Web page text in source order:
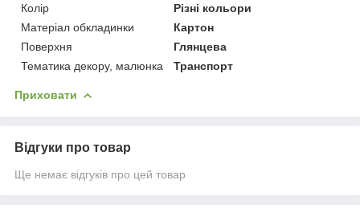
Колір
Різні кольори
Матеріал обкладинки
Картон
Поверхня
Глянцева
Тематика декору, малюнка
Транспорт
Приховати
Відгуки про товар
Ще немає відгуків про цей товар